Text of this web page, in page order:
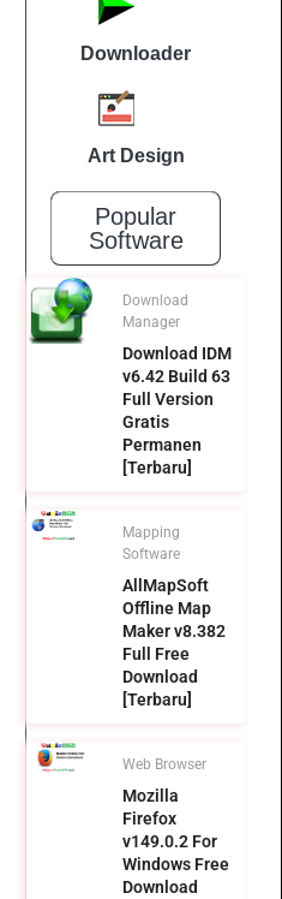
Downloader
Art Design
Popular
Software
Download
Manager
Download IDM
v6.42 Build 63
Full Version
Gratis
Permanen
[Terbaru]
Mapping
Software
AllMapSoft
Offline Map
Maker v8.382
Full Free
Download
[Terbaru]
Web Browser
Mozilla
Firefox
v149.0.2 For
Windows Free
Download